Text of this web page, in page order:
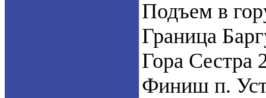
Подъем в
Граница
Гора Сестра
Финиш п.